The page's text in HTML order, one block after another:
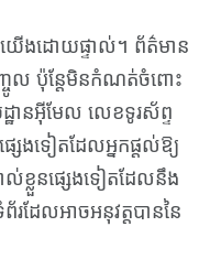
ើងដោយផ្ទាល់។ ព័ត៌មាន
ចូល ប៉ុន្តែមិនកំណត់ចំពោះ
ានអ៊ីមែល លេខទូរស័ព្ទ
េងទៀតដែលអ្នកផ្តល់ឱ្យ
ខ្លួនផ្សេងទៀតដែលនឹង
ដែលអាចអនុវត្តបាននៃ